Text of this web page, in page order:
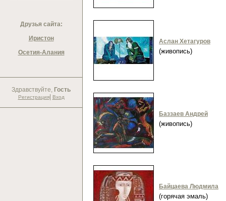
Друзья сайта:
Иристон
Осетия-Алания
Здравствуйте, Гость
Регистрация| Вход
Аслан Хетагуров
(живопись)
Баззаев Андрей
(живопись)
Байцаева Людмила
(горячая эмаль)